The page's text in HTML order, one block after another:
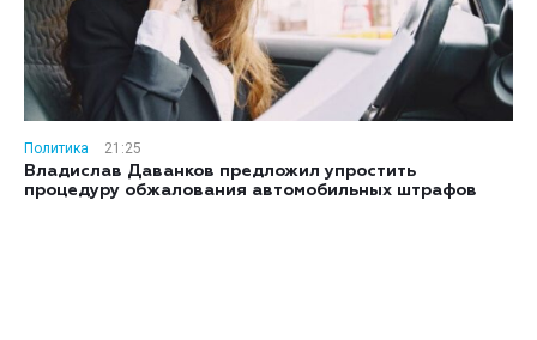
Политика
21:25
Владислав Даванков предложил упростить
процедуру обжалования автомобильных штрафов